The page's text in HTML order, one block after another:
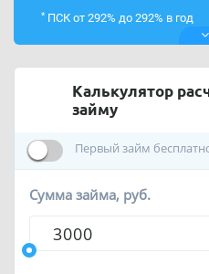
*ПСК от 292% до 292% в год
Калькулятор
займу
Первый займ
Сумма займа, руб.